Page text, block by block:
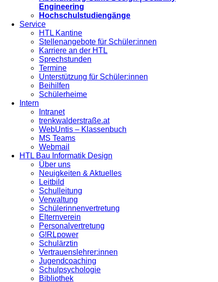
Engineering
Hochschulstudiengänge
Service
HTL Kantine
Stellenangebote für Schüler:innen
Karriere an der HTL
Sprechstunden
Termine
Unterstützung für Schüler:innen
Beihilfen
Schülerheime
Intern
Intranet
trenkwalderstraße.at
WebUntis – Klassenbuch
MS Teams
Webmail
HTL Bau Informatik Design
Über uns
Neuigkeiten & Aktuelles
Leitbild
Schulleitung
Verwaltung
Schülerinnenvertretung
Elternverein
Personalvertretung
G!RLpower
Schulärztin
Vertrauenslehrer:innen
Jugendcoaching
Schulpsychologie
Bibliothek